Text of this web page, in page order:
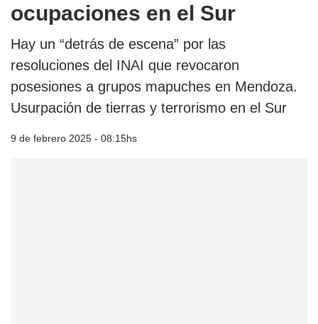
ocupaciones en el Sur
Hay un “detrás de escena” por las
resoluciones del INAI que revocaron
posesiones a grupos mapuches en Mendoza.
Usurpación de tierras y terrorismo en el Sur
9 de febrero 2025 - 08:15hs